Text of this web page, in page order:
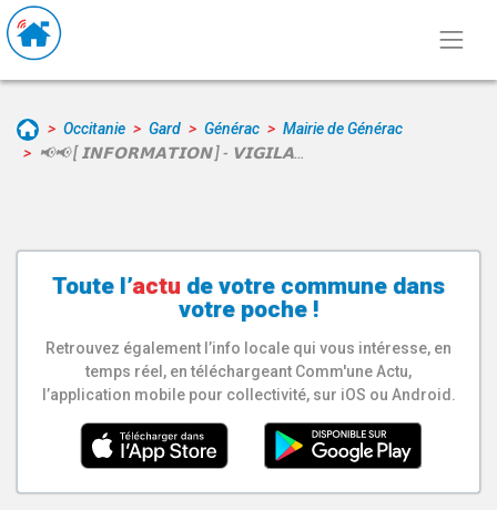
Occitanie Gard Générac
Mairie de Générac
📢📢 [ 𝗜𝗡𝗙𝗢𝗥𝗠𝗔𝗧𝗜𝗢𝗡 ] - 𝗩𝗜𝗚𝗜𝗟𝗔…
Toute l’actu de votre commune dans
votre poche !
Retrouvez également l’info locale qui vous intéresse, en
temps réel, en téléchargeant Comm'une Actu,
l’application mobile pour collectivité, sur iOS ou Android.